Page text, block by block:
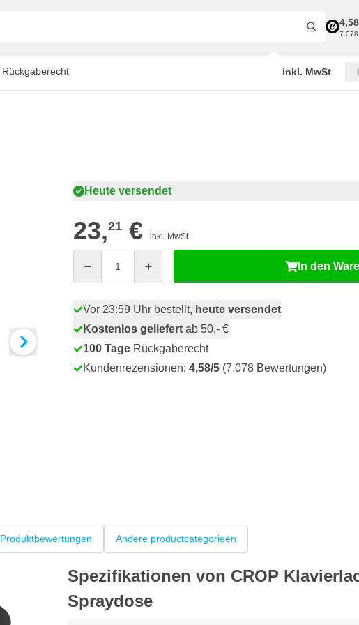
7.078
Rückgaberecht inkl. MwSt
Heute versendet
23,21 € inkl. MwSt
In den
Vor 23:59 Uhr bestellt, heute versendet
Kostenlos geliefert ab 50,- €
100 Tage Rückgaberecht
Kundenrezensionen: 4,58/5 (7.078 Bewertungen)
Produktbewertungen Andere productcategorieën
Spezifikationen von CROP
Spraydose